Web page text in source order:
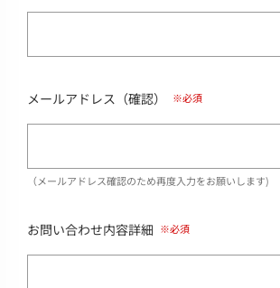
メールアドレス（確認）
（メールアドレス確認のため再度入力をお願いします)
お問い合わせ内容詳細